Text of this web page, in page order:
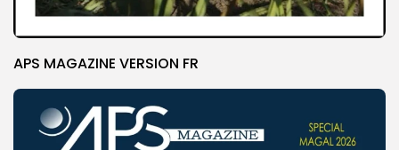
APS MAGAZINE VERSION FR